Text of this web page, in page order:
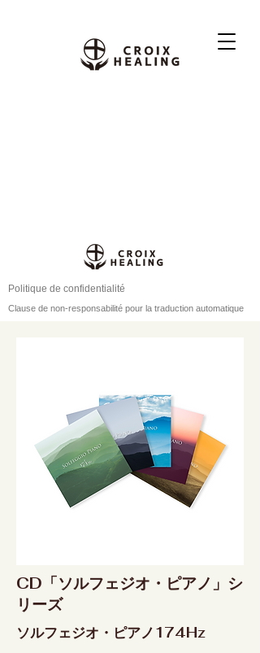
Politique de confidentialité
Clause de non-responsabilité pour la traduction automatique
CD「ソルフェジオ・ピアノ」シ
リーズ
ソルフェジオ・ピアノ174Hz